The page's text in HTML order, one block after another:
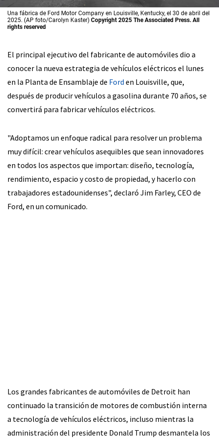
Una fábrica de Ford Motor Company en Louisville, Kentucky, el 30 de abril del
2025. (AP foto/Carolyn Kaster) Copyright 2025 The Associated Press. All
rights reserved
El principal ejecutivo del fabricante de automóviles dio a
conocer la nueva estrategia de vehículos eléctricos el lunes
en la Planta de Ensamblaje de Ford en Louisville, que,
después de producir vehículos a gasolina durante 70 años, se
convertirá para fabricar vehículos eléctricos.
"Adoptamos un enfoque radical para resolver un problema
muy difícil: crear vehículos asequibles que sean innovadores
en todos los aspectos que importan: diseño, tecnología,
rendimiento, espacio y costo de propiedad, y hacerlo con
trabajadores estadounidenses", declaró Jim Farley, CEO de
Ford, en un comunicado.
Los grandes fabricantes de automóviles de Detroit han
continuado la transición de motores de combustión interna
a tecnología de vehículos eléctricos, incluso mientras la
administración del presidente Donald Trump desmantela los